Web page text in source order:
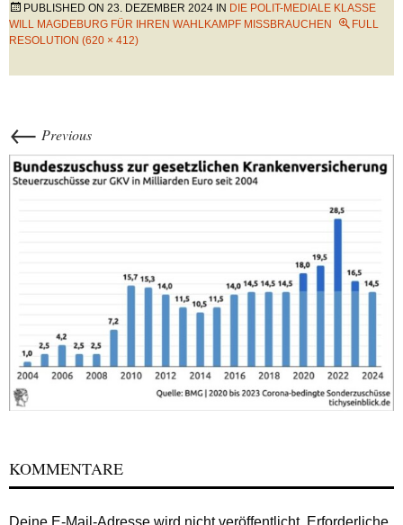
PUBLISHED ON 23. DEZEMBER 2024 IN DIE POLIT-MEDIALE KLASSE
WILL MAGDEBURG FÜR IHREN WAHLKAMPF MISSBRAUCHEN
FULL
RESOLUTION (620 × 412)
← Previous
KOMMENTARE
Deine E-Mail-Adresse wird nicht veröffentlicht. Erforderliche